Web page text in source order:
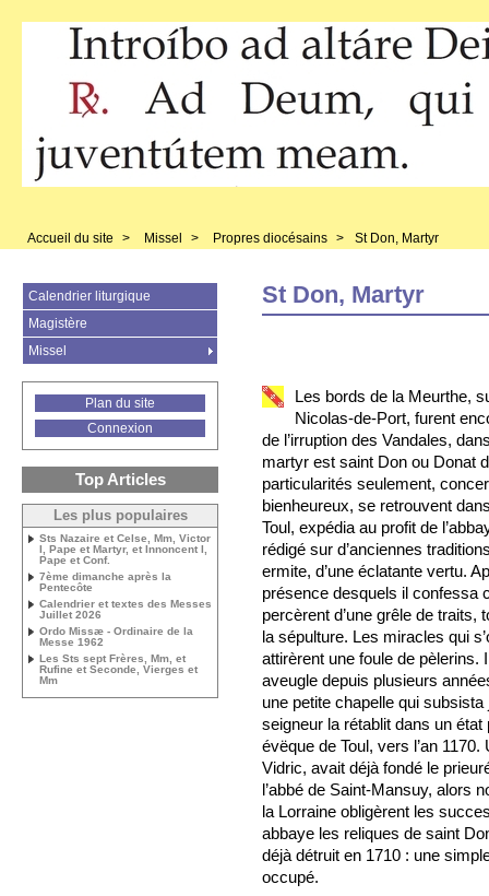
Accueil du site > Missel > Propres diocésains > St Don, Martyr
St Don, Martyr
Les bords de la Meurthe,
Nicolas-de-Port, furent
de l’irruption des Vandales,
martyr est saint Don ou Donat
particularités seulement,
bienheureux, se retrouvent
Toul, expédia au profit de
rédigé sur d’anciennes
ermite, d’une éclatante vertu.
présence desquels il confessa
percèrent d’une grêle de
la sépulture. Les miracles qui
attirèrent une foule de pèlerins.
aveugle depuis plusieurs
une petite chapelle qui
seigneur la rétablit dans un
évëque de Toul, vers l’an
Vidric, avait déjà fondé le
l’abbé de Saint-Mansuy, alors
la Lorraine obligèrent les
abbaye les reliques de saint
déjà détruit en 1710 : une
occupé.
Calendrier liturgique
Magistère
Missel
Plan du site
Connexion
Top Articles
Les plus populaires
Sts Nazaire et Celse, Mm, Victor
I, Pape et Martyr, et Innoncent I,
Pape et Conf.
7ème dimanche après la
Pentecôte
Calendrier et textes des Messes
Juillet 2026
Ordo Missæ - Ordinaire de la
Messe 1962
Les Sts sept Frères, Mm, et
Rufine et Seconde, Vierges et
Mm